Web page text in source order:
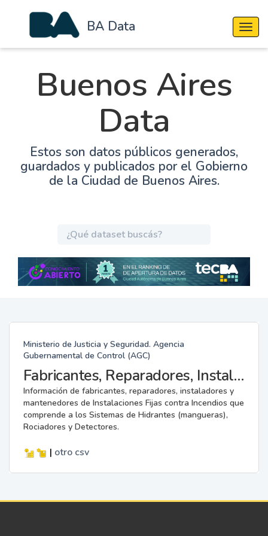
BA Data
Buenos Aires
Data
Estos son datos públicos generados,
guardados y publicados por el Gobierno
de la Ciudad de Buenos Aires.
Ministerio de Justicia y Seguridad. Agencia
Gubernamental de Control (AGC)
Fabricantes, Reparadores, Instaladores y Mantenedores de Instalaciones Fijas contra Incendios.
Información de fabricantes, reparadores, instaladores y
mantenedores de Instalaciones Fijas contra Incendios que
comprende a los Sistemas de Hidrantes (mangueras),
Rociadores y Detectores.
| otro csv